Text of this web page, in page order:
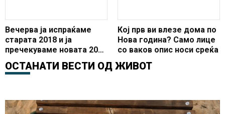
Вечерва ја испраќаме
старата 2018 и ја
пречекуваме новата 2019
година
Кој прв ви влезе дома по
Нова година? Само лице
со ваков опис носи среќа
ОСТАНАТИ ВЕСТИ ОД ЖИВОТ